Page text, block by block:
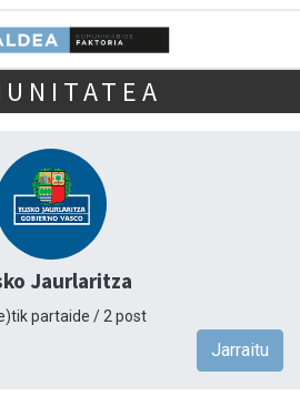
Jaurlaritza
partaide / 2 post
Jarraitu